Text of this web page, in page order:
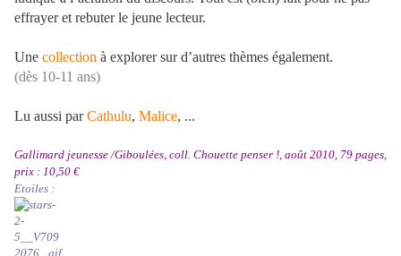
effrayer et rebuter le jeune lecteur.
Une collection à explorer sur d’autres thèmes également.
(dès 10-11 ans)
Lu aussi parCathulu, Malice, ...
Gallimard jeunesse /Giboulées, coll. Chouette penser !, août 2010, 79 pages,
prix : 10,50 €
Etoiles :